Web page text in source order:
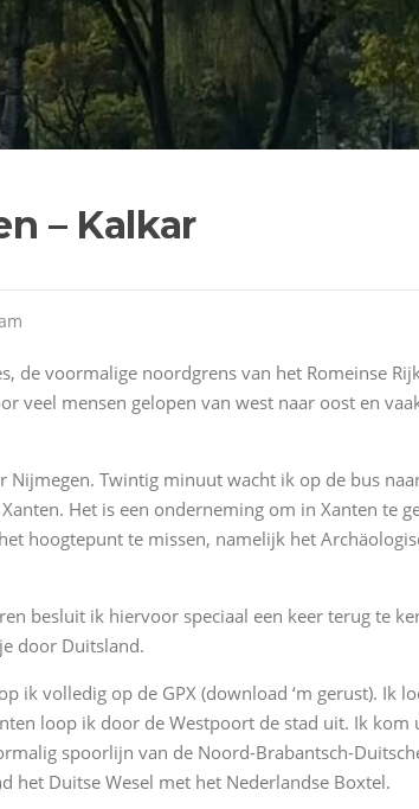
– Kalkar
de voormalige noordgrens van het Romeinse
veel mensen gelopen van west naar oost en
Nijmegen. Twintig minuut wacht ik op de bus
Het is een onderneming om in Xanten te
hoogtepunt te missen, namelijk het
besluit ik hiervoor speciaal een keer terug te
door Duitsland.
ik volledig op de GPX (download ‘m gerust). Ik
loop ik door de Westpoort de stad uit. Ik kom
spoorlijn van de Noord-Brabantsch-
het Duitse Wesel met het Nederlandse Boxtel.